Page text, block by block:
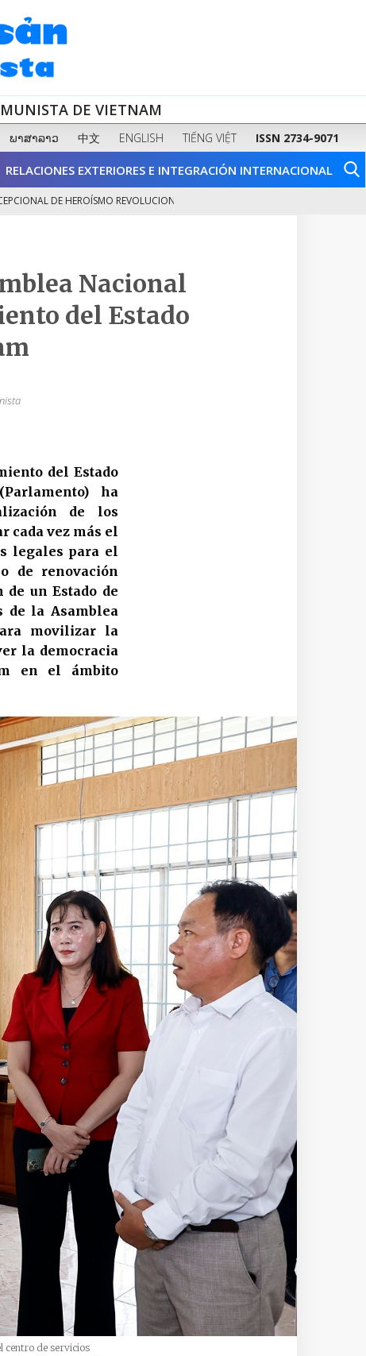
DE VIETNAM
ພາສາລາວ 中文 ENGLISH TIẾNG VIỆT ISSN 2734-9071
RELACIONES EXTERIORES E INTEGRACIÓN INTERNACIONAL
DE HEROÍSMO REVOLUCIONARIO Y DE...
Nacional
del Estado
del Estado
ha
de los
cada vez más el
legales para el
de renovación
un Estado de
de la Asamblea
movilizar la
la democracia
en el ámbito
centro de servicios